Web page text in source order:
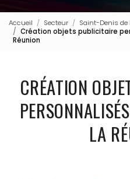
Accueil Secteur
Saint-Denis de
Création objets publicitaire
Réunion
CRÉATION
LA